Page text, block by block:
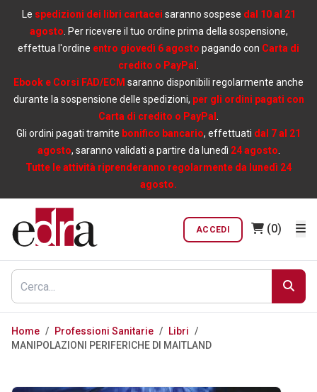
Le spedizioni dei libri cartacei saranno sospese dal 10 al 21
agosto . Per ricevere il tuo ordine prima della sospensione,
effettua l'ordine entro giovedì 6 agosto pagando con Carta di
credito o PayPal
Ebook e Corsi FAD/ECM saranno disponibili regolarmente anche
durante la sospensione delle spedizioni, per gli ordini pagati con
Carta di credito o PayPal
Gli ordini pagati tramite bonifico bancario, effettuati dal 7 al 21
agosto, saranno validati a partire da lunedì 24 agosto
Tutte le attività riprenderanno regolarmente da lunedì 24
agosto.
ACCEDI (0)
Home / Professioni Sanitarie / Libri /
MANIPOLAZIONI PERIFERICHE DI MAITLAND